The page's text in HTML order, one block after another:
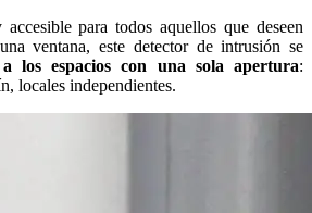
para todos aquellos que deseen
ventana, este detector de intrusión se
a los espacios con una sola apertura:
locales independientes.